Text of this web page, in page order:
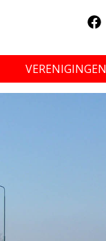
VERENIGINGEN